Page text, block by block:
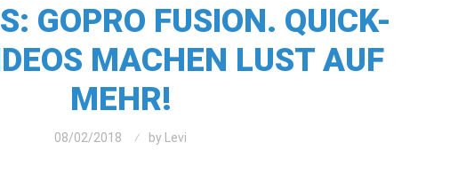
GOPRO FUSION. QUICK-
MACHEN LUST AUF
MEHR!
08/02/2018 by Levi